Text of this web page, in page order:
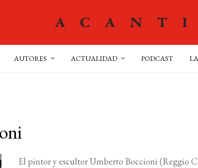
AUTORES ACTUALIDAD PODCAST
El pintor y escultor Umberto Boccioni (Reggio